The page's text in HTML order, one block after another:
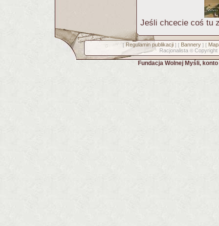
Jeśli chcecie coś tu
[ Regulamin publikacji] [ Bannery] [
Racjonalista © Copyright
Fundacja Wolnej Myśli,